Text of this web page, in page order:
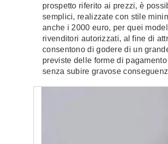
prospetto riferito ai prezzi, è
semplici, realizzate con stile
anche i 2000 euro, per quei
rivenditori autorizzati, al fine di
consentono di godere di un
previste delle forme di
senza subire gravose